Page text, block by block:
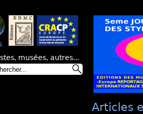
musées, autres...
Articles